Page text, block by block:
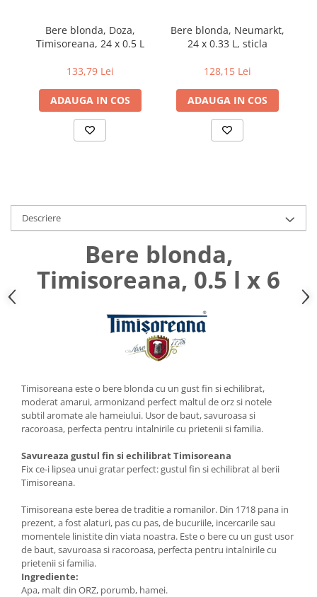
Umerase pentru haine si suporturi
incaltaminte
Cosuri de gunoi
Carucioare pentru cumparaturi
Baterii, acumulatori si
folosintaBere blonda, Doza,
Timisoreana, 24 x 0.5 L
133,79 Lei
ADAUGA IN COS
Bere blonda, Neumarkt,
24 x 0.33 L, sticla
128,15 Lei
ADAUGA IN COS
Descriere
Bere blonda,
Timisoreana, 0.5 l x 6
Timisoreana este o bere blonda cu un gust fin si echilibrat,
moderat amarui, armonizand perfect maltul de orz si notele
subtil aromate ale hameiului. Usor de baut, savuroasa si
racoroasa, perfecta pentru intalnirile cu prietenii si familia.
Savureaza gustul fin si echilibrat Timisoreana
Fix ce-i lipsea unui gratar perfect: gustul fin si echilibrat al berii
Timisoreana.
Timisoreana este berea de traditie a romanilor. Din 1718 pana in
prezent, a fost alaturi, pas cu pas, de bucuriile, incercarile sau
momentele linistite din viata noastra. Este o bere cu un gust usor
de baut, savuroasa si racoroasa, perfecta pentru intalnirile cu
prietenii si familia.
Ingrediente:
Apa, malt din ORZ, porumb, hamei.